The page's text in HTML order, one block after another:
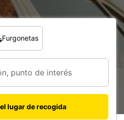
Furgonetas
lugar de recogida